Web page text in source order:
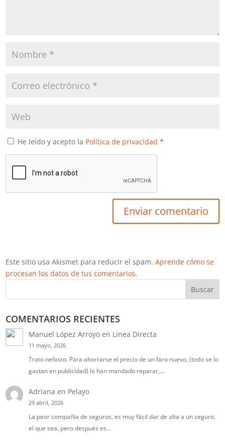
He leído y acepto la Política de privacidad*
Este sitio usa Akismet para reducir el spam.Aprende cómo se
procesan los datos de tus comentarios.
Buscar
COMENTARIOS RECIENTES
Manuel López Arroyoen Línea Directa
11 mayo, 2026
Trato nefasto. Para ahorrarse el precio de un faro nuevo, (todo se lo
gastan en publicidad) lo han mandado reparar,…
Adriana en Pelayo
29 abril, 2026
La peor compañía de seguros, es muy fácil dar de alta a un seguro,
el que sea, pero después es…